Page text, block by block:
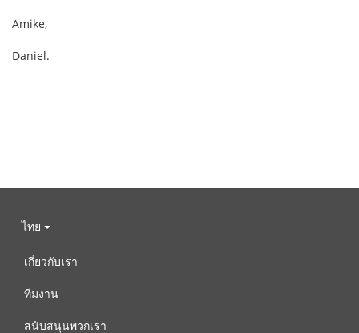
Amike,
Daniel.
ไทย
เกี่ยวกับเรา
ทีมงาน
สนับสนุนพวกเรา